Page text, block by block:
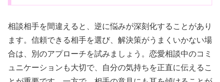
相談相手を間違えると、逆に悩みが深刻化することがあり
ます。信頼できる相手を選び、解決策がうまくいかない場
合は、別のアプローチを試みましょう。恋愛相談中のコミ
ュニケーションも大切で、自分の気持ちを正直に伝えるこ